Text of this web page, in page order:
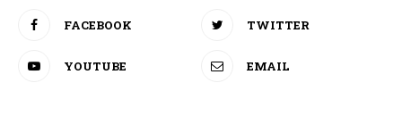
FACEBOOK TWITTER
YOUTUBE EMAIL